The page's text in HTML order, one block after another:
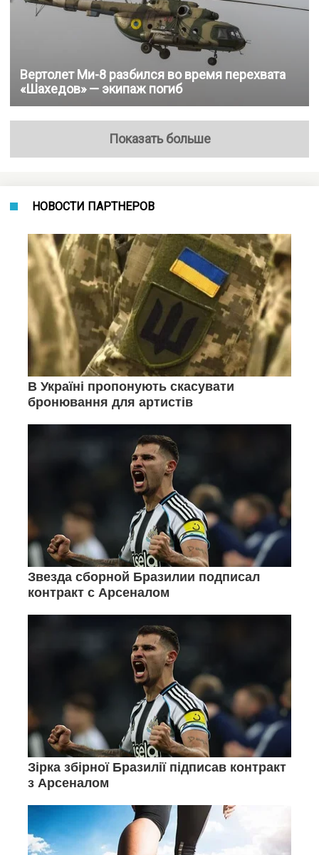
Вертолет Ми-8 разбился во время перехвата
«Шахедов» — экипаж погиб
Показать больше
НОВОСТИ ПАРТНЕРОВ